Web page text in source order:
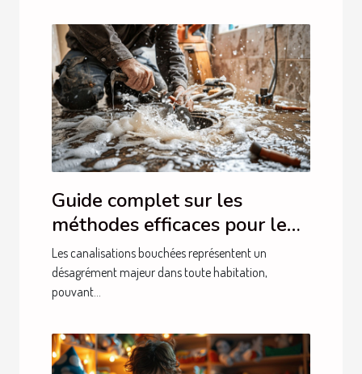
Guide complet sur les
méthodes efficaces pour le
débouchage de canalisations
Les canalisations bouchées représentent un
désagrément majeur dans toute habitation,
pouvant...